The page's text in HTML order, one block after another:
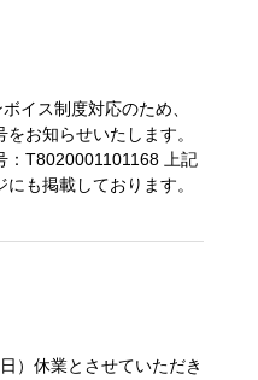
イス制度対応のため、
お知らせいたします。
：T8020001101168 上記
も掲載しております。
）休業とさせていただき